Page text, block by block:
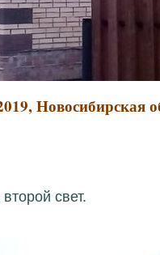
Новосибирская
свет.